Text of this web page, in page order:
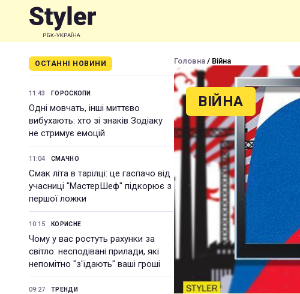
ОСТАННІ НОВИНИ
11:43 ГОРОСКОПИ
Одні мовчать, інші миттєво
вибухають: хто зі знаків Зодіаку
не стримує емоцій
11:04 СМАЧНО
Смак літа в тарілці: це гаспачо від
учасниці "МастерШеф" підкорює з
першої ложки
10:15 КОРИСНЕ
Чому у вас ростуть рахунки за
світло: несподівані прилади, які
непомітно "з'їдають" ваші гроші
09:27 ТРЕНДИ
Головна / Війна
ВІЙНА